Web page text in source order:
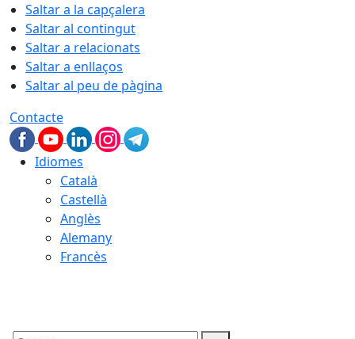
Saltar a la capçalera
Saltar al contingut
Saltar a relacionats
Saltar a enllaços
Saltar al peu de pàgina
Contacte
Idiomes
Català
Castellà
Anglès
Alemany
Francès